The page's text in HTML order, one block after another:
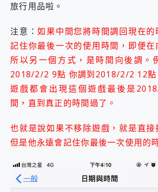
旅行用品啦。
注意：如果中間您將時間調回現在
記住你最後一次的使用時間，即便在
所以另一個方式，是時間向後調。
2018/2/2 9點 你調到2018/2/2 12點
遊戲都會出現這個遊戲最後是
間，直到真正的時間過了。
也就是說如果不移除遊戲，就是直接
但是他永遠會記住你最後一次使用的